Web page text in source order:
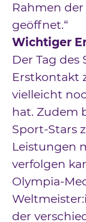
Rahmen
geöffnet.“
Wichtiger
Der Tag
Erstkontakt
vielleicht
hat. Zudem
Sport-Stars
Leistungen
verfolgen
Olympia-
der